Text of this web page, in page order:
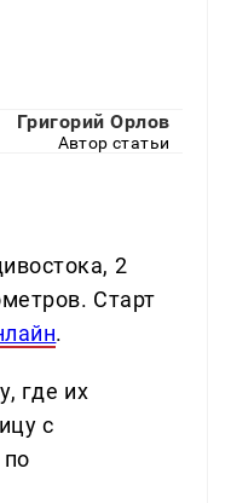
Григорий Орлов
Автор статьи
2
Старт
.
где их
с